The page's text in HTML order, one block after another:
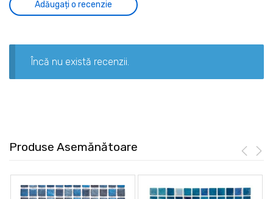
Încă nu există recenzii.
Produse Asemănătoare